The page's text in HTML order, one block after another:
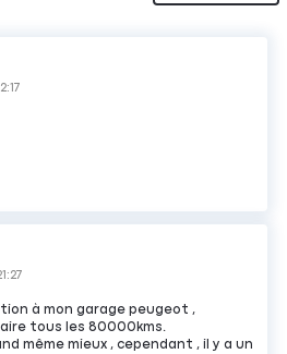
à mon garage peugeot ,
tous les 80000kms.
même mieux , cependant , il y a un